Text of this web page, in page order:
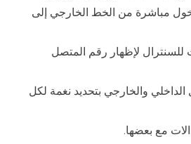
مباشرة من الخط الخارجي إلى
للسنترال لإظهار رقم المتصل
الداخلي والخارجي بتحديد نغمة لكل
مع بعضها.